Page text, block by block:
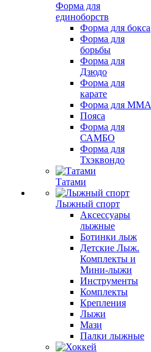
Форма для
единоборств
Форма для бокса
Форма для
борьбы
Форма для
Дзюдо
Форма для
карате
Форма для MMA
Пояса
Форма для
САМБО
Форма для
Тхэквондо
Татами
Лыжный спорт
Аксессуары
лыжные
Ботинки лыж
Детские Лыж.
Комплекты и
Мини-лыжи
Инструменты
Комплекты
Крепления
Лыжи
Мази
Палки лыжные